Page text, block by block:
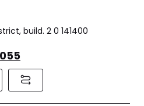
build. 2 0 141400